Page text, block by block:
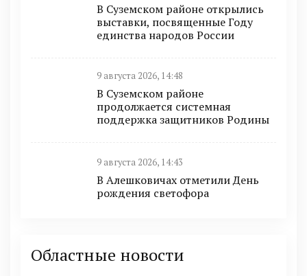
В Суземском районе открылись
выставки, посвященные Году
единства народов России
9 августа 2026, 14:48
В Суземском районе
продолжается системная
поддержка защитников Родины
9 августа 2026, 14:43
В Алешковичах отметили День
рождения светофора
Областные новости